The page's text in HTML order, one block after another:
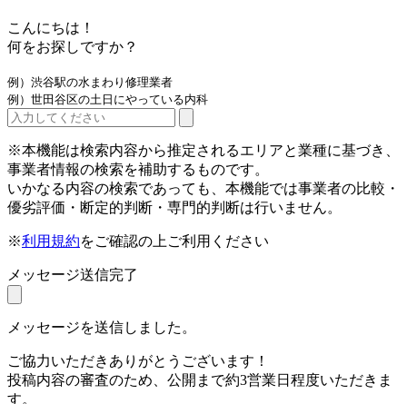
こんにちは！
何をお探しですか？
例）渋谷駅の水まわり修理業者
例）世田谷区の土日にやっている内科
※本機能は検索内容から推定されるエリアと業種に基づき、
事業者情報の検索を補助するものです。
いかなる内容の検索であっても、本機能では事業者の比較・
優劣評価・断定的判断・専門的判断は行いません。
※利用規約をご確認の上ご利用ください
メッセージ送信完了
メッセージを送信しました。
ご協力いただきありがとうございます！
投稿内容の審査のため、公開まで約3営業日程度いただきま
す。